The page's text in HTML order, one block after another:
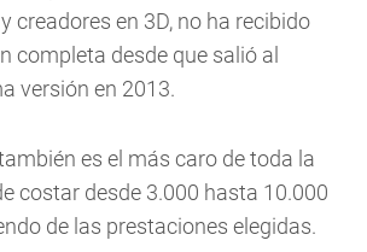
creadores en 3D, no ha recibido
completa desde que salió al
versión en 2013.
es el más caro de toda la
costar desde 3.000 hasta 10.000
de las prestaciones elegidas.